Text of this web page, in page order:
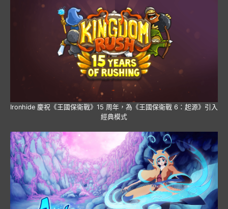
Ironhide 慶祝《王國保衛戰》15 周年，為《王國保衛戰 6：起源》引入
經典模式